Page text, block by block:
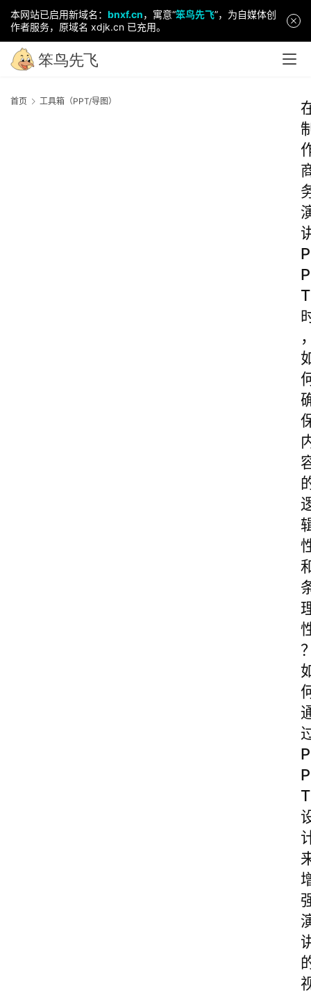
本网站已启用新域名： bnxf.cn，寓意“笨鸟先飞”，为自媒体创
作者服务，原域名 xdjk.cn 已充用。
首页 工具箱（PPT/导图）
P
P
T
P
P
T